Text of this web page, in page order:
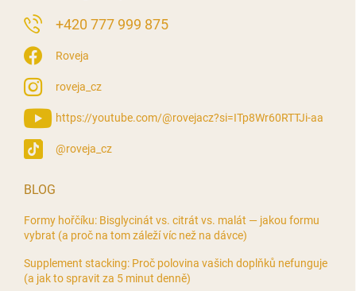
‭+420 777 999 875
Roveja
roveja_cz
https://youtube.com/@rovejacz?si=ITp8Wr60RTTJi-aa
@roveja_cz
BLOG
Formy hořčíku: Bisglycinát vs. citrát vs. malát — jakou formu
vybrat (a proč na tom záleží víc než na dávce)
Supplement stacking: Proč polovina vašich doplňků nefunguje
(a jak to spravit za 5 minut denně)